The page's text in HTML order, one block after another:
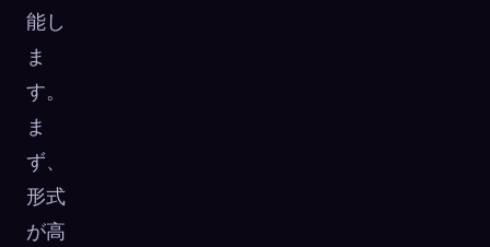
能し
ま
す。
ま
ず、
形式
が高